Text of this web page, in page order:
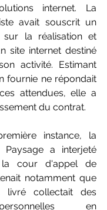
internet. La
avait souscrit un
sur la réalisation et
site internet destiné
activité. Estimant
fournie ne répondait
attendues, elle a
du contrat.
instance, la
Paysage a interjeté
la cour d'appel de
notamment que
livré collectait des
en